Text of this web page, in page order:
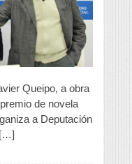
Queipo, a obra
de novela
a Deputación